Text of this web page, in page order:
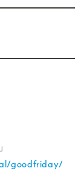
goodfriday/